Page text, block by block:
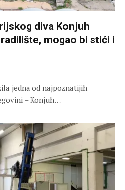
diva Konjuh
mogao bi stići i
jedna od najpoznatijih
– Konjuh…